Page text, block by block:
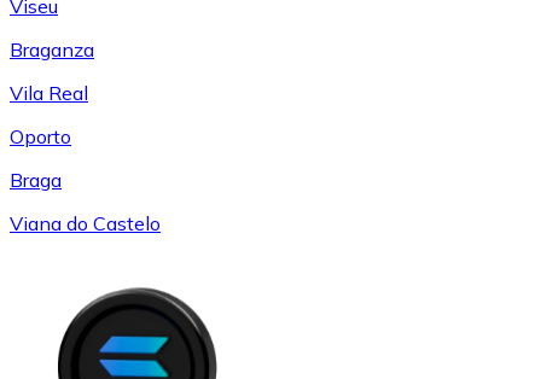
Viseu
Braganza
Vila Real
Oporto
Braga
Viana do Castelo